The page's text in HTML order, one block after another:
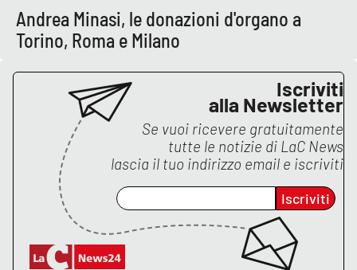
Andrea Minasi, le donazioni d'organo a
Torino, Roma e Milano
Iscriviti
alla Newsletter
Se vuoi ricevere gratuitamente
tutte le notizie di LaC News
lascia il tuo indirizzo email e iscriviti
Iscriviti